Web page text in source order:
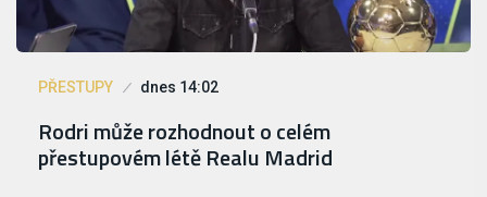
PŘESTUPY dnes 14:02
Rodri může rozhodnout o celém
přestupovém létě Realu Madrid